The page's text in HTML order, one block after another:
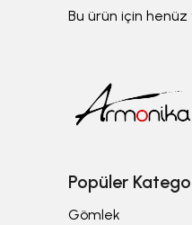
Bu ürün için henüz
Popüler
Gömlek